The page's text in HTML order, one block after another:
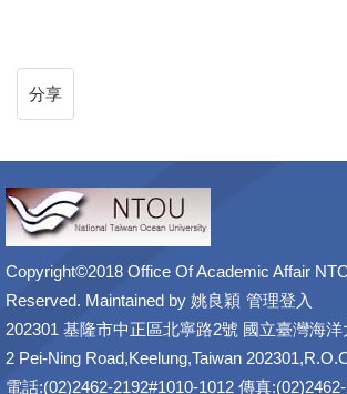
分享
Copyright©2018 Office Of Academic Affair
Reserved. Maintained by 姚良穎 管理登入
202301 基隆市中正區北寧路2號 國立臺灣海
2 Pei-Ning Road,Keelung,Taiwan
電話:(02)2462-2192#1010-1012 傳真